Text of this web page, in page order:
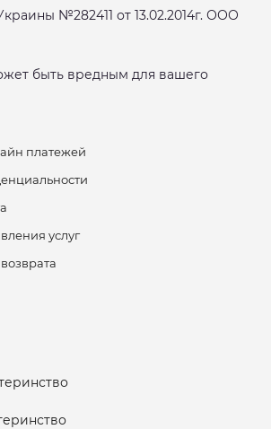
№282411 от 13.02.2014г. ООО
быть вредным для вашего
платежей
услуг